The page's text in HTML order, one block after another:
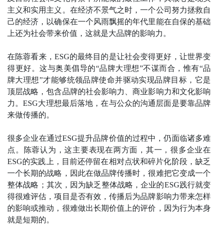
主义和实用主义。在经济不景气之时，一个公司努力拯救自
己的经济，以确保在一个风雨飘摇的年代里能在自保的基础
上还为社会带来价值，这就是大品牌的影响力。
在陈蓉看来，ESG的最终目的是让社会变得更好，让世界变
得更好。这与奥美倡导的“品牌大理想”不谋而合，惟有“品
牌大理想”才能够统领品牌使命并驱动实现品牌目标，它是
顶层战略，包含品牌的社会影响力、商业影响力和文化影响
力。ESG大理想最后落地，在与公众的沟通层面是要靠品牌
来做传播的。
很多企业在通过ESG提升品牌价值的过程中，仍面临诸多难
点。陈蓉认为，这主要表现在两方面，其一，很多企业在
ESG的实践上，目前还停留在相对点状和碎片化阶段，缺乏
一个长期的战略，因此在做品牌传播时，很难把它变成一个
整体战略；其次，因为缺乏整体战略，企业的ESG践行就变
得很难评估，项目是否有效，传播后为品牌影响力带来怎样
的影响或推动，很难做出长期价值上的评价，因为行为本身
就是短期的。